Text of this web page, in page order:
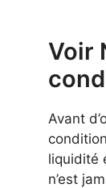
Voir
Avant
liquidité
n’est